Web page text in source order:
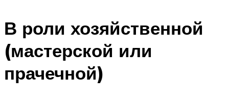
В роли хозяйственной
(мастерской или
прачечной)